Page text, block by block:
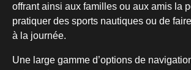
offrant ainsi aux familles ou aux amis la
pratiquer des sports nautiques ou de
à la journée.
Une large gamme d’options de